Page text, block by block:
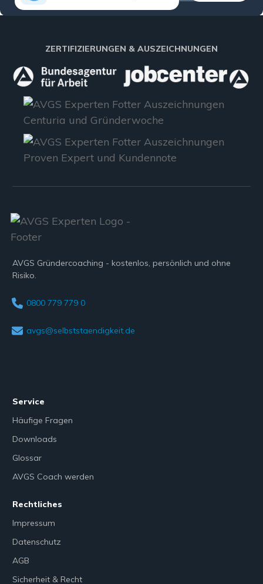
ZERTIFIZIERUNGEN & AUSZEICHNUNGEN
AVGS Gründercoaching - kostenlos, persönlich und ohne
Risiko.
0800 779 779 0
avgs@selbststaendigkeit.de
Service
Häufige Fragen
Downloads
Glossar
AVGS Coach werden
Rechtliches
Impressum
Datenschutz
AGB
Sicherheit & Recht